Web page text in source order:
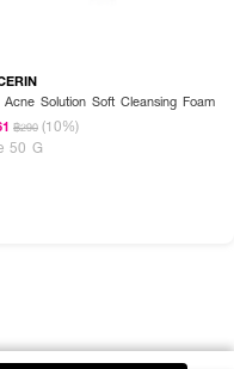
Acne Solution Soft Cleansing Foam
฿290 (10%)
50 G